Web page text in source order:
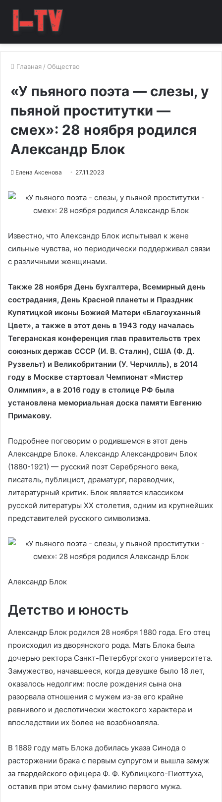
Главная / Общество
«У пьяного поэта — слезы, у
пьяной проститутки —
смех»: 28 ноября родился
Александр Блок
Елена Аксенова 27.11.2023
Известно, что Александр Блок испытывал к жене
сильные чувства, но периодически поддерживал связи
с различными женщинами.
Также 28 ноября День бухгалтера, Всемирный день
сострадания, День Красной планеты и Праздник
Купятицкой иконы Божией Матери «Благоуханный
Цвет», а также в этот день в 1943 году началась
Тегеранская конференция глав правительств трех
союзных держав СССР (И. В. Сталин), США (Ф. Д.
Рузвельт) и Великобритании (У. Черчилль), в 2014
году в Москве стартовал Чемпионат «Мистер
Олимпия», а в 2016 году в столице РФ была
установлена мемориальная доска памяти Евгению
Примакову.
Подробнее поговорим о родившемся в этот день
Александре Блоке. Александр Александрович Блок
(1880-1921) — русский поэт Серебряного века,
писатель, публицист, драматург, переводчик,
литературный критик. Блок является классиком
русской литературы XX столетия, одним из крупнейших
представителей русского символизма.
Александр Блок
Детство и юность
Александр Блок родился 28 ноября 1880 года. Его отец
происходил из дворянского рода. Мать Блока была
дочерью ректора Санкт-Петербургского университета.
Замужество, начавшееся, когда девушке было 18 лет,
оказалось недолгим: после рождения сына она
разорвала отношения с мужем из-за его крайне
ревнивого и деспотически жестокого характера и
впоследствии их более не возобновляла.
В 1889 году мать Блока добилась указа Синода о
расторжении брака с первым супругом и вышла замуж
за гвардейского офицера Ф. Ф. Кублицкого-Пиоттуха,
оставив при этом сыну фамилию первого мужа.